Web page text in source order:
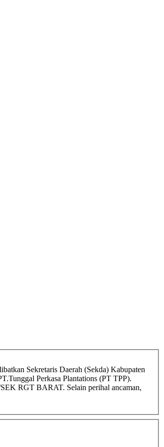
Sekretaris Daerah (Sekda) Kabupaten
Perkasa Plantations (PT TPP).
RGT BARAT. Selain perihal ancaman,